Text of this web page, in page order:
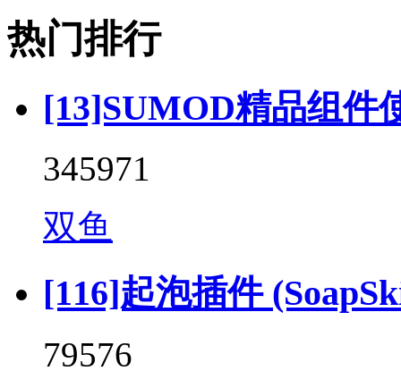
热门排行
[13]SUMOD精品组件
345971
双鱼
[116]起泡插件
79576